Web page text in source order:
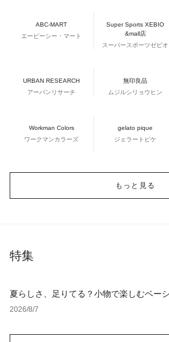
ABC-MART
エービーシー・マート
Super Sports XEBIO
&mall店
スーパースポーツゼビオ
URBAN RESEARCH
アーバンリサーチ
無印良品
ムジルシリョウヒン
Workman Colors
ワークマンカラーズ
gelato pique
ジェラートピケ
もっと見る
特集
夏らしさ、足りてる？小物で楽しむベー
2026/8/7